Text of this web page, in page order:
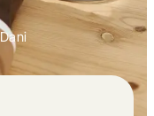
Dani